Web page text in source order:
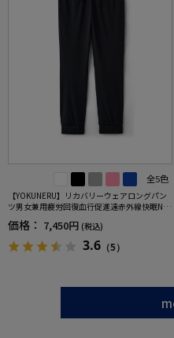
全5色
【YOKUNERU】リカバリーウェアロングパン
ツ男女兼用疲労回復血行促進遠赤外線快眠NA
NOMIX(R)【一般医療機器】SS～LLサイズ
価格： 7,450円 (税込)
3.6 （5）